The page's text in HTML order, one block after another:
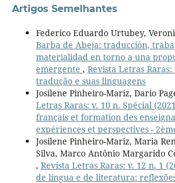
Artigos Semelhantes
Federico Eduardo Urtubey,
Barba de Abeja: traducción,
materialidad en torno a una
emergente , Revista Letras
tradução e suas linguagens
Josilene Pinheiro-Mariz, Dario
Letras Raras: v. 10 n. Spécial
français et formation des
expériences et perspectives -
Josilene Pinheiro-Mariz, Maria
Silva, Marco Antônio Margarido
, Revista Letras Raras: v. 12 n. 1
de língua e de literatura: